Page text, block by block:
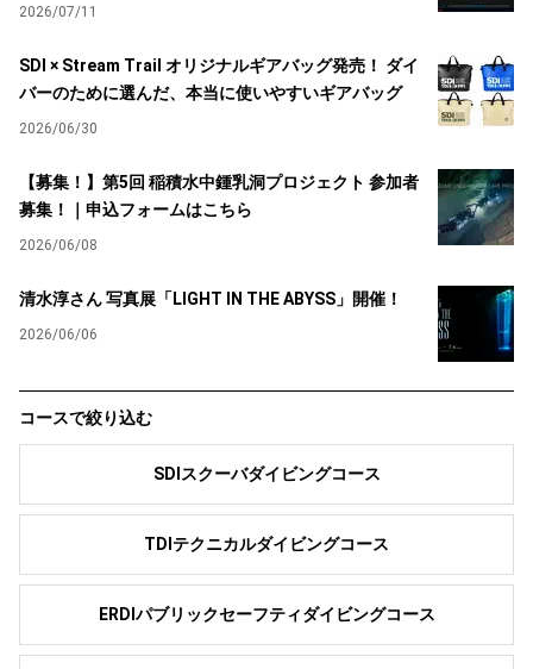
2026/07/11
SDI × Stream Trail オリジナルギアバッグ発売！ ダイ
バーのために選んだ、本当に使いやすいギアバッグ
2026/06/30
【募集！】第5回 稲積水中鍾乳洞プロジェクト 参加者
募集！｜申込フォームはこちら
2026/06/08
清水淳さん 写真展「LIGHT IN THE ABYSS」開催！
2026/06/06
コースで絞り込む
SDIスクーバダイビングコース
TDIテクニカルダイビングコース
ERDIパブリックセーフティダイビングコース